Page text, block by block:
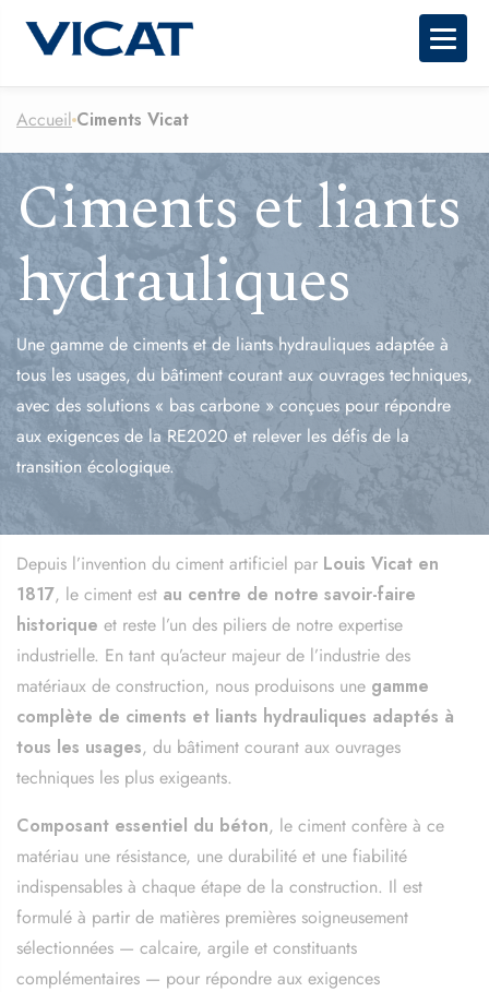
Accueil Ciments Vicat
Ciments et liants
hydrauliques
Une gamme de ciments et de liants hydrauliques adaptée à
tous les usages, du bâtiment courant aux ouvrages techniques,
avec des solutions « bas carbone » conçues pour répondre
aux exigences de la RE2020 et relever les défis de la
transition écologique.
Depuis l’invention du ciment artificiel par Louis Vicat en
1817, le ciment est au centre de notre savoir-faire
historique et reste l’un des piliers de notre expertise
industrielle. En tant qu’acteur majeur de l’industrie des
matériaux de construction, nous produisons une gamme
complète de ciments et liants hydrauliques adaptés à
tous les usages, du bâtiment courant aux ouvrages
techniques les plus exigeants.
Composant essentiel du béton, le ciment confère à ce
matériau une résistance, une durabilité et une fiabilité
indispensables à chaque étape de la construction. Il est
formulé à partir de matières premières soigneusement
sélectionnées — calcaire, argile et constituants
complémentaires — pour répondre aux exigences